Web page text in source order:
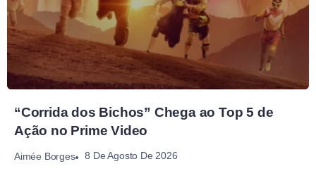
“Corrida dos Bichos” Chega ao Top 5 de
Ação no Prime Video
Aimée Borges 8 De Agosto De 2026